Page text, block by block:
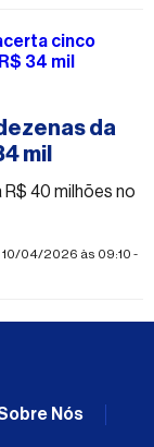
da
mil
40 milhões no
04/2026 às 09:10 -
Nós